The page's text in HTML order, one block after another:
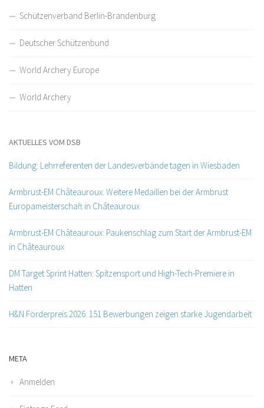
Schützenverband Berlin-Brandenburg
Deutscher Schützenbund
World Archery Europe
World Archery
AKTUELLES VOM DSB
Bildung: Lehrreferenten der Landesverbände tagen in Wiesbaden
Armbrust-EM Châteauroux: Weitere Medaillen bei der Armbrust
Europameisterschaft in Châteauroux
Armbrust-EM Châteauroux: Paukenschlag zum Start der Armbrust-EM
in Châteauroux
DM Target Sprint Hatten: Spitzensport und High-Tech-Premiere in
Hatten
H&N Förderpreis 2026: 151 Bewerbungen zeigen starke Jugendarbeit
META
Anmelden